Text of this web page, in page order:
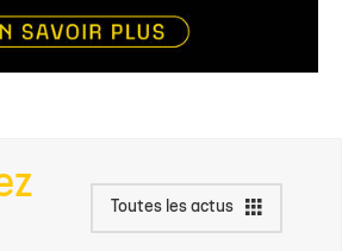
Toutes les actus